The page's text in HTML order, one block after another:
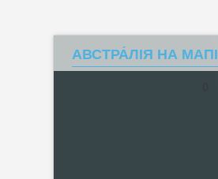
АВСТРА́ЛІЯ НА МАПІ